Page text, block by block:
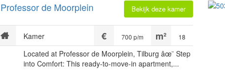
Professor de Moorplein Bekijk deze kamer
Kamer 18
700 p/m
Located at Professor de Moorplein, Tilburg âœ¨ Step
into Comfort: This ready-to-move-in apartment,...